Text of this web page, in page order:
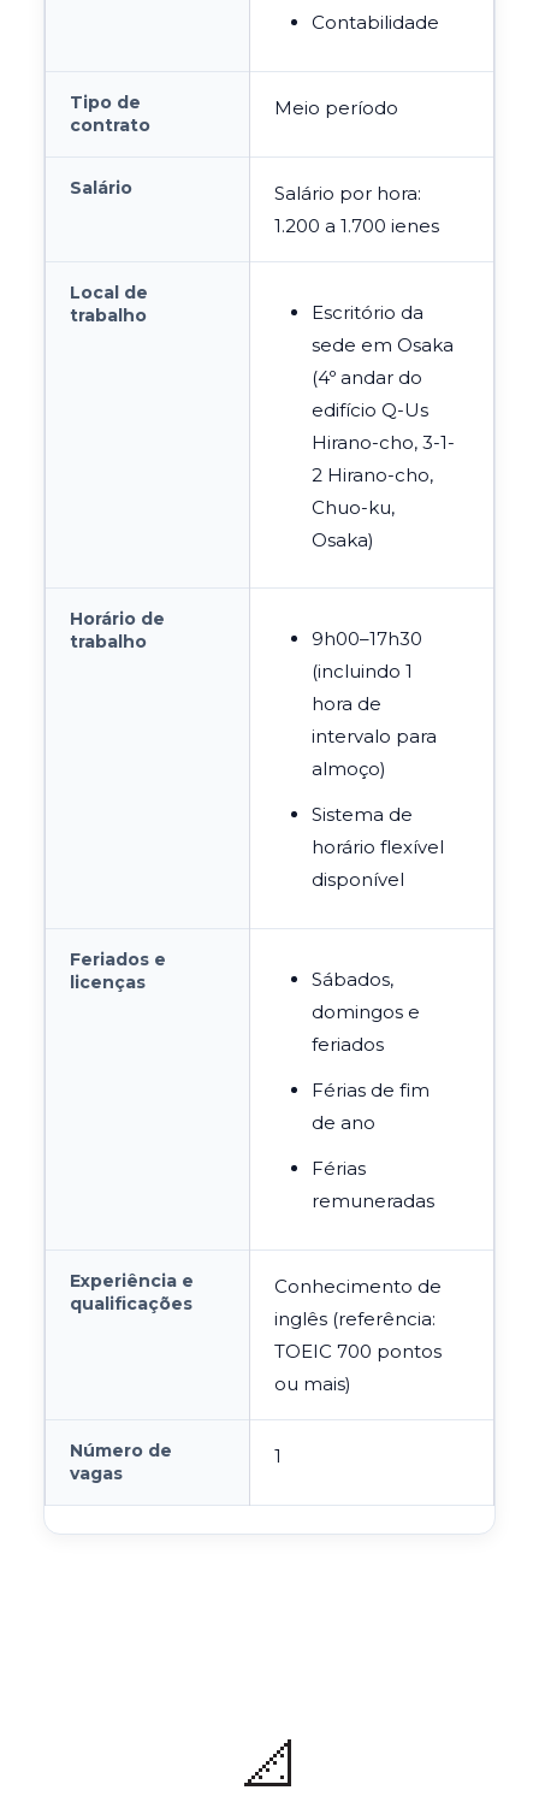
Contabilidade
Tipo de
contrato
Meio período
Salário
Salário por hora:
1.200 a 1.700 ienes
Local de
trabalho
Escritório da
sede em Osaka
(4º andar do
edifício Q-Us
Hirano-cho, 3-1-
2 Hirano-cho,
Chuo-ku,
Osaka)
Horário de
trabalho
9h00–17h30
(incluindo 1
hora de
intervalo para
almoço)
Sistema de
horário flexível
disponível
Feriados e
licenças
Sábados,
domingos e
feriados
Férias de fim
de ano
Férias
remuneradas
Experiência e
qualificações
Conhecimento de
inglês (referência:
TOEIC 700 pontos
ou mais)
Número de
vagas
1
📐